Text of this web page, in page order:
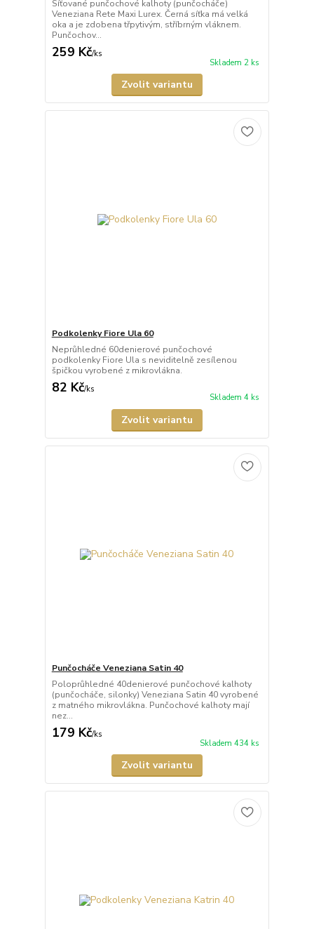
Síťované punčochové kalhoty (punčocháče)
Veneziana Rete Maxi Lurex. Černá síťka má velká
oka a je zdobena třpytivým, stříbrným vláknem.
Punčochov...
259 Kč/ks
Skladem 2 ks
Zvolit variantu
Podkolenky Fiore Ula 60
Neprůhledné 60denierové punčochové
podkolenky Fiore Ula s neviditelně zesílenou
špičkou vyrobené z mikrovlákna.
82 Kč/ks
Skladem 4 ks
Zvolit variantu
Punčocháče Veneziana Satin 40
Poloprůhledné 40denierové punčochové kalhoty
(punčocháče, silonky) Veneziana Satin 40 vyrobené
z matného mikrovlákna. Punčochové kalhoty mají
nez...
179 Kč/ks
Skladem 434 ks
Zvolit variantu